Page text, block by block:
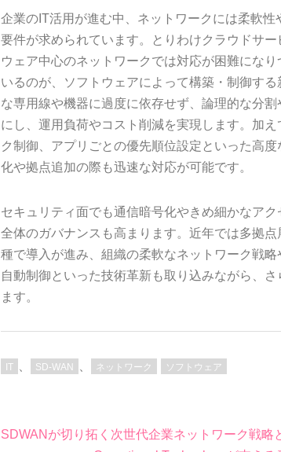
企業のIT活用が進む中、ネットワークには柔軟
要件が求められています。とりわけクラウドサ
ウェア中心のネットワークでは対応が困難にな
いるのが、ソフトウェアによって構築・制御す
な専用線や機器に過度に依存せず、論理的な分
にし、運用負荷やコスト削減を実現します。加
ク制御、アプリごとの優先順位設定といった高
化や拠点追加の際も迅速な対応が可能です。
セキュリティ面でも通信暗号化やきめ細かなア
全体のガバナンスも高まります。近年では多拠
種で導入が進み、組織の柔軟なネットワーク戦
自動制御といった技術革新も取り込みながら、
ます。
IT SD-WAN ネットワーク ソフトウェア
投
SDWANが切り拓く次世代企業ネットワーク戦略